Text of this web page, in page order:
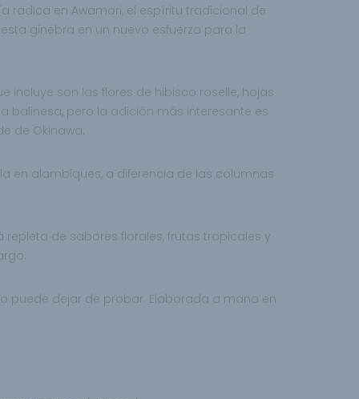
radica en Awamori, el espíritu tradicional de
ginebra en un nuevo esfuerzo para la
incluye son lasflores de hibisco roselle, hojas
balinesa, pero la adición más interesante es
de Okinawa.
en alambiques, a diferencia de las columnas
repleta de sabores florales, frutas tropicales y
puede dejar de probar. Elaborada a mano en